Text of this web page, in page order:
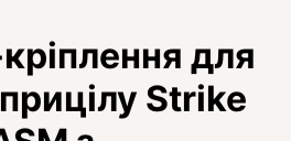
для
Strike